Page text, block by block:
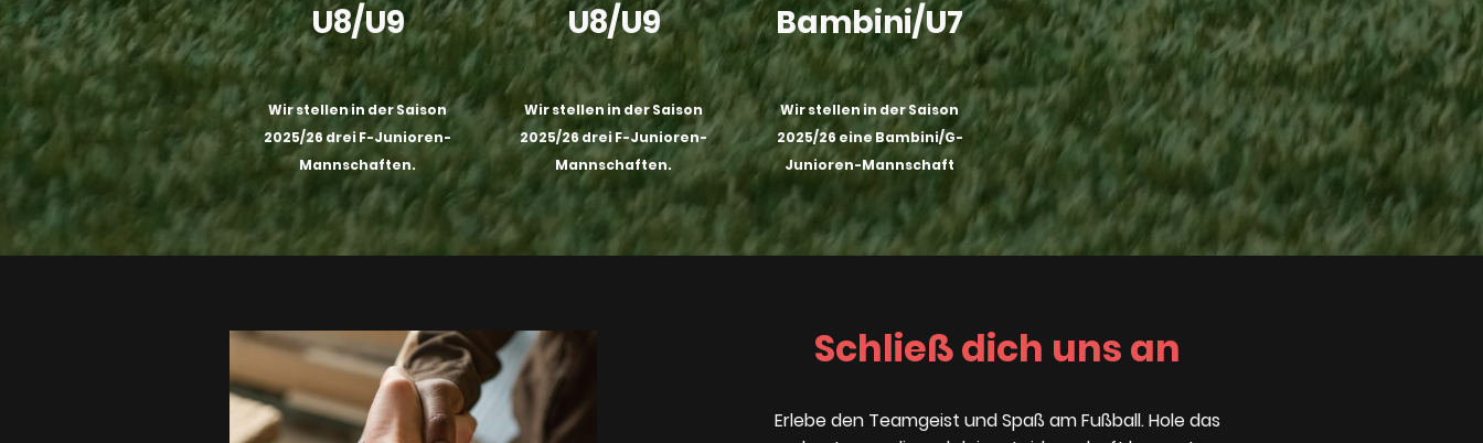
U8/U9
Wir stellen in der Saison
2025/26 drei F-Junioren-
Mannschaften.
U8/U9
Wir stellen in der Saison
2025/26 drei F-Junioren-
Mannschaften.
Bambini/U7
Wir stellen in der Saison
2025/26 eine Bambini/G-
Junioren-Mannschaft
Schließ dich uns an
Erlebe den Teamgeist und Spaß am Fußball. Hole das